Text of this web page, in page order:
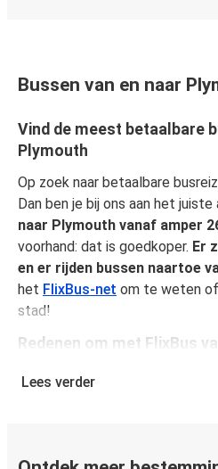
Bussen van en naar
Vind de meest betaalbare
Plymouth
Op zoek naar betaalbare
Dan ben je bij ons aan het
naar Plymouth vanaf amper
voorhand: dat is goedkoper. Er
en er rijden bussen naartoe
het FlixBus-net om te weten
stad!
Redenen om met FlixBus
voordelen aan boord, zoals
Lees verder